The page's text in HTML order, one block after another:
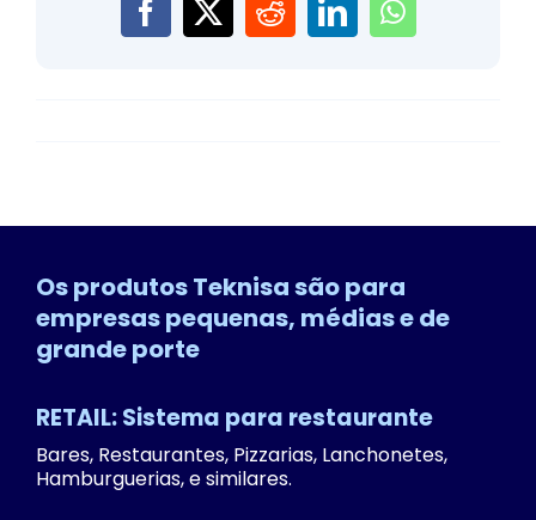
Os produtos Teknisa são para
empresas pequenas, médias e de
grande porte
RETAIL: Sistema para restaurante
Bares, Restaurantes, Pizzarias, Lanchonetes,
Hamburguerias, e similares.